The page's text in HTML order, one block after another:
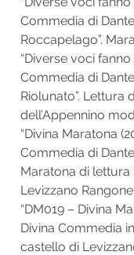
Commedia di
Roccapelago”.
“Diverse voci
Commedia di
Riolunato”.
dell’Appennino
“Divina Maratona
Commedia di Dante
Maratona di
Levizzano Rangone
“DM019 – Divina
Divina Commedia
castello di